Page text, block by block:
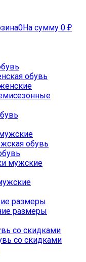
0На сумму 0 ₽
обувь
обувь
мужские
размеры
размеры
со скидками
со скидками